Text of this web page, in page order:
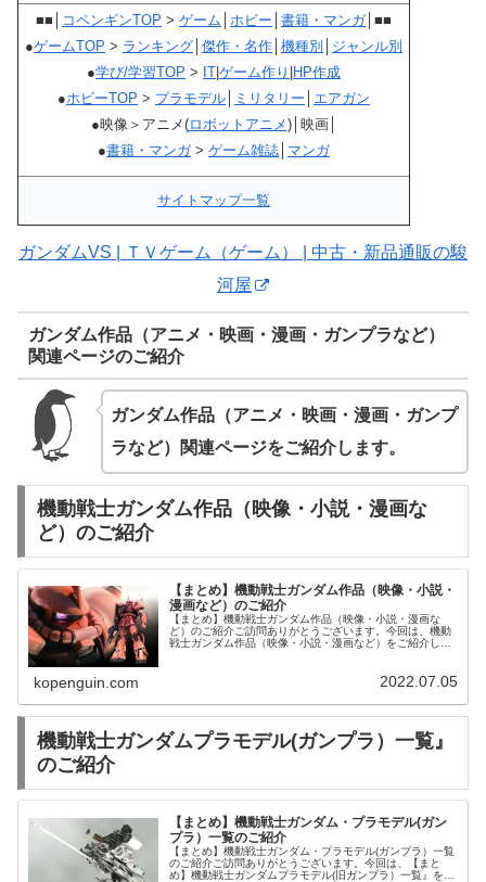
■■│ コペンギンTOP > ゲーム ホビー 書籍・マンガ│■■
●ゲームTOP > ランキング 傑作・名作 機種別
ジャンル別
●学び/学習TOP > IT ゲーム作り HP作成
●ホビーTOP > プラモデル ミリタリー
エアガン
●映像＞アニメ(ロボットアニメ)│映画│
●書籍・マンガ> ゲーム雑誌 マンガ
サイトマップ一覧
ガンダムVS | ＴＶゲーム（ゲーム） | 中古・新品通販の駿
河屋
ガンダム作品（アニメ・映画・漫画・ガンプラなど）
関連ページのご紹介
ガンダム作品（アニメ・映画・漫画・ガンプ
ラなど）関連ページをご紹介します。
機動戦士ガンダム作品（映像・小説・漫画な
ど）のご紹介
【まとめ】機動戦士ガンダム作品（映像・小説・
漫画など）のご紹介
【まとめ】機動戦士ガンダム作品（映像・小説・漫画な
ど）のご紹介ご訪問ありがとうございます。今回は、機動
戦士ガンダム作品（映像・小説・漫画など）をご紹介しま
kopenguin.com 2022.07.05
機動戦士ガンダムプラモデル(ガンプラ）一覧』
のご紹介
【まとめ】機動戦士ガンダム・プラモデル(ガン
プラ）一覧のご紹介
【まとめ】機動戦士ガンダム・プラモデル(ガンプラ）一覧
のご紹介ご訪問ありがとうございます。今回は、【まと
め】機動戦士ガンダムプラモデル(旧ガンプラ）一覧』をご